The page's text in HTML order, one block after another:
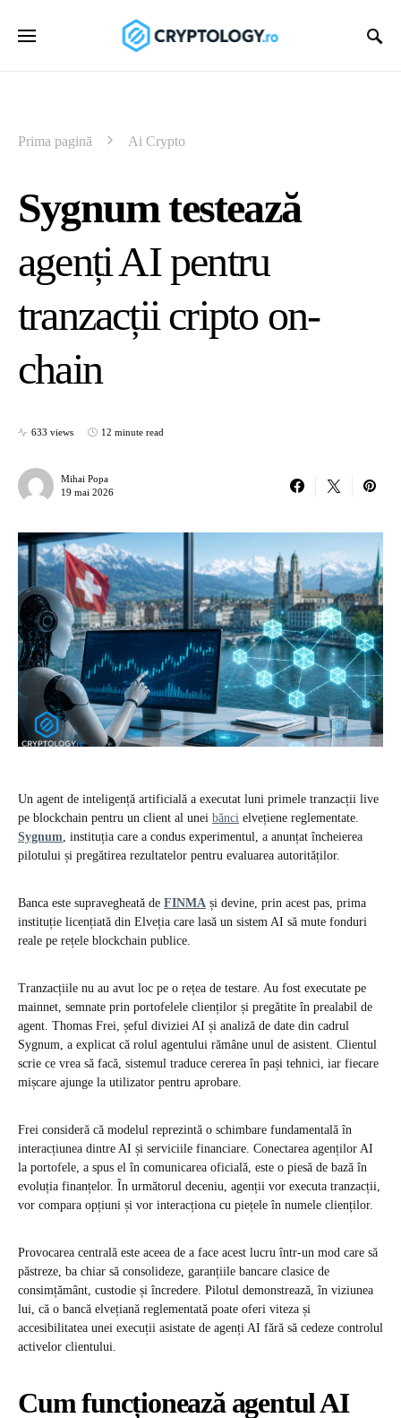
Prima pagină Ai Crypto
Sygnum testează
agenți AI pentru
tranzacții cripto on-
chain
633 views 12 minute read
Mihai Popa
19 mai 2026
Un agent de inteligență artificială a executat luni primele tranzacții live
pe blockchain pentru un client al unei bănci elvețiene reglementate.
Sygnum, instituția care a condus experimentul, a anunțat încheierea
pilotului și pregătirea rezultatelor pentru evaluarea autorităților.
Banca este supravegheată de FINMA și devine, prin acest pas, prima
instituție licențiată din Elveția care lasă un sistem AI să mute fonduri
reale pe rețele blockchain publice.
Tranzacțiile nu au avut loc pe o rețea de testare. Au fost executate pe
mainnet, semnate prin portofelele clienților și pregătite în prealabil de
agent. Thomas Frei, șeful diviziei AI și analiză de date din cadrul
Sygnum, a explicat că rolul agentului rămâne unul de asistent. Clientul
scrie ce vrea să facă, sistemul traduce cererea în pași tehnici, iar fiecare
mișcare ajunge la utilizator pentru aprobare.
Frei consideră că modelul reprezintă o schimbare fundamentală în
interacțiunea dintre AI și serviciile financiare. Conectarea agenților AI
la portofele, a spus el în comunicarea oficială, este o piesă de bază în
evoluția finanțelor. În următorul deceniu, agenții vor executa tranzacții,
vor compara opțiuni și vor interacționa cu piețele în numele clienților.
Provocarea centrală este aceea de a face acest lucru într-un mod care să
păstreze, ba chiar să consolideze, garanțiile bancare clasice de
consimțământ, custodie și încredere. Pilotul demonstrează, în viziunea
lui, că o bancă elvețiană reglementată poate oferi viteza și
accesibilitatea unei execuții asistate de agenți AI fără să cedeze controlul
activelor clientului.
Cum funcționează agentul AI